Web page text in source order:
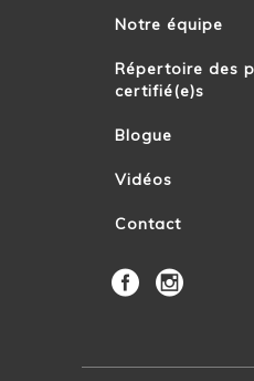
Notre équipe
Répertoire des
certifié(e)s
Blogue
Vidéos
Contact